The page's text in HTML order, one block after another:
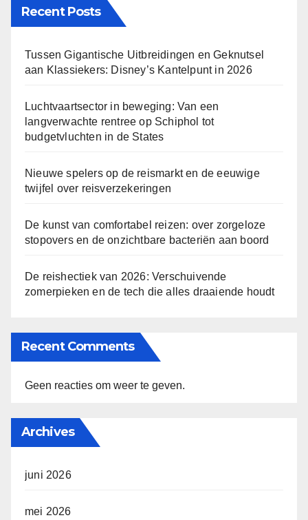
Recent Posts
Tussen Gigantische Uitbreidingen en Geknutsel
aan Klassiekers: Disney’s Kantelpunt in 2026
Luchtvaartsector in beweging: Van een
langverwachte rentree op Schiphol tot
budgetvluchten in de States
Nieuwe spelers op de reismarkt en de eeuwige
twijfel over reisverzekeringen
De kunst van comfortabel reizen: over zorgeloze
stopovers en de onzichtbare bacteriën aan boord
De reishectiek van 2026: Verschuivende
zomerpieken en de tech die alles draaiende houdt
Recent Comments
Geen reacties om weer te geven.
Archives
juni 2026
mei 2026